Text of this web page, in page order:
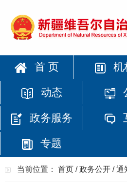
首 页 机
动态
政务服务
专题
当前位置： 首页 /政务公开 /通